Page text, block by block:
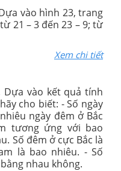
vào hình 23, trang
21 – 3 đến 23 – 9; từ
Xem chi tiết
Dựa vào kết quả tính
cho biết: - Số ngày
ngày đêm ở Bắc
tương ứng với bao
Số đêm ở cực Bắc là
là bao nhiêu. - Số
nhau không.